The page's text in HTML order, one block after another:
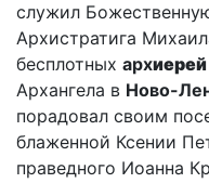
служил
Архистратига
бесплотных архиерей
Архангела в Ново-
порадовал своим
блаженной Ксении
праведного Иоанна